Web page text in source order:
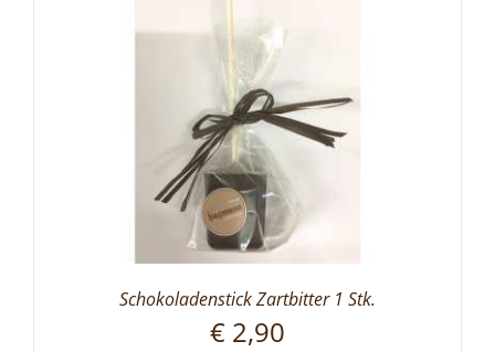
Schokoladenstick Zartbitter 1 Stk.
€ 2,90